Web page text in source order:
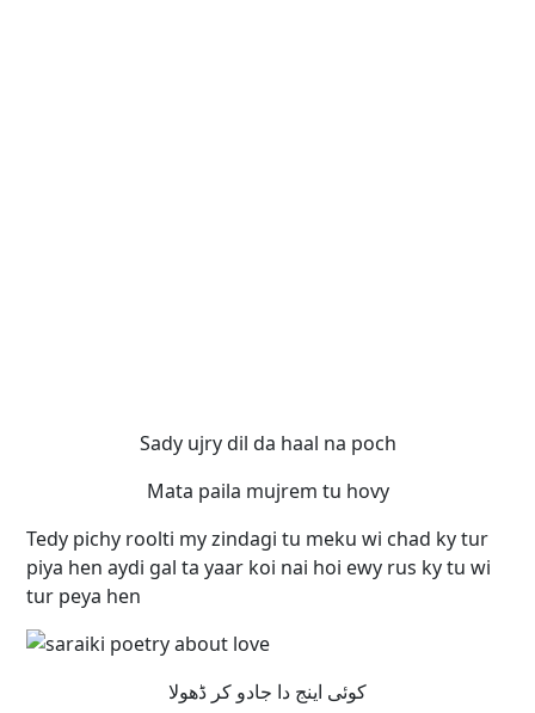
Sady ujry dil da haal na poch
Mata paila mujrem tu hovy
Tedy pichy roolti my zindagi tu meku wi chad ky tur
piya hen aydi gal ta yaar koi nai hoi ewy rus ky tu wi
tur peya hen
کوئی اینج دا جادو کر ڈھولا